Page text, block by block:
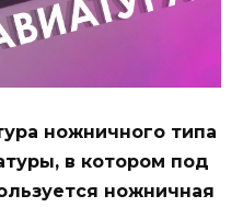
ножничного типа
в котором под
ножничная